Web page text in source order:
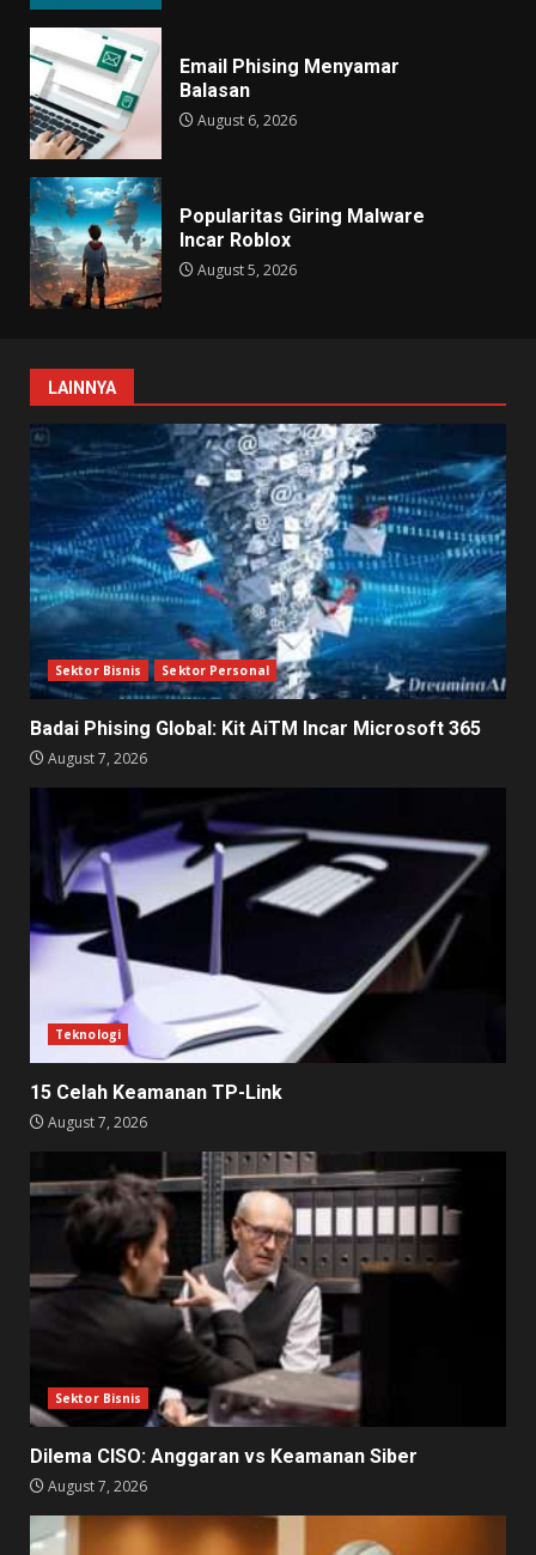
Email Phising Menyamar
Balasan
August 6, 2026
Popularitas Giring Malware
Incar Roblox
August 5, 2026
LAINNYA
Sektor Bisnis Sektor Personal
Badai Phising Global: Kit AiTM Incar Microsoft 365
August 7, 2026
Teknologi
15 Celah Keamanan TP-Link
August 7, 2026
Sektor Bisnis
Dilema CISO: Anggaran vs Keamanan Siber
August 7, 2026